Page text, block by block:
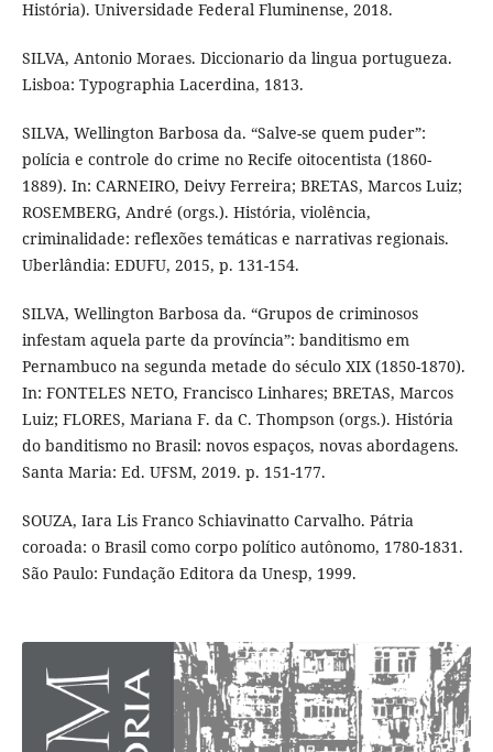
História). Universidade Federal Fluminense, 2018.
SILVA, Antonio Moraes. Diccionario da lingua portugueza.
Lisboa: Typographia Lacerdina, 1813.
SILVA, Wellington Barbosa da. “Salve-se quem puder”:
polícia e controle do crime no Recife oitocentista (1860-
1889). In: CARNEIRO, Deivy Ferreira; BRETAS, Marcos Luiz;
ROSEMBERG, André (orgs.). História, violência,
criminalidade: reflexões temáticas e narrativas regionais.
Uberlândia: EDUFU, 2015, p. 131-154.
SILVA, Wellington Barbosa da. “Grupos de criminosos
infestam aquela parte da província”: banditismo em
Pernambuco na segunda metade do século XIX (1850-1870).
In: FONTELES NETO, Francisco Linhares; BRETAS, Marcos
Luiz; FLORES, Mariana F. da C. Thompson (orgs.). História
do banditismo no Brasil: novos espaços, novas abordagens.
Santa Maria: Ed. UFSM, 2019. p. 151-177.
SOUZA, Iara Lis Franco Schiavinatto Carvalho. Pátria
coroada: o Brasil como corpo político autônomo, 1780-1831.
São Paulo: Fundação Editora da Unesp, 1999.